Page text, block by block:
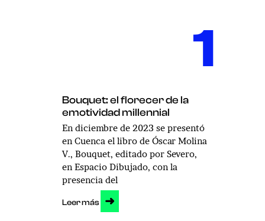
1
Bouquet: el florecer de la
emotividad millennial
En diciembre de 2023 se presentó
en Cuenca el libro de Óscar Molina
V., Bouquet, editado por Severo,
en Espacio Dibujado, con la
presencia del
Leer más ➜